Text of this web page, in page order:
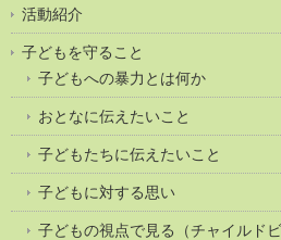
活動紹介
子どもを守ること
子どもへの暴力とは何か
おとなに伝えたいこと
子どもたちに伝えたいこと
子どもに対する思い
子どもの視点で見る（チャイルドビ